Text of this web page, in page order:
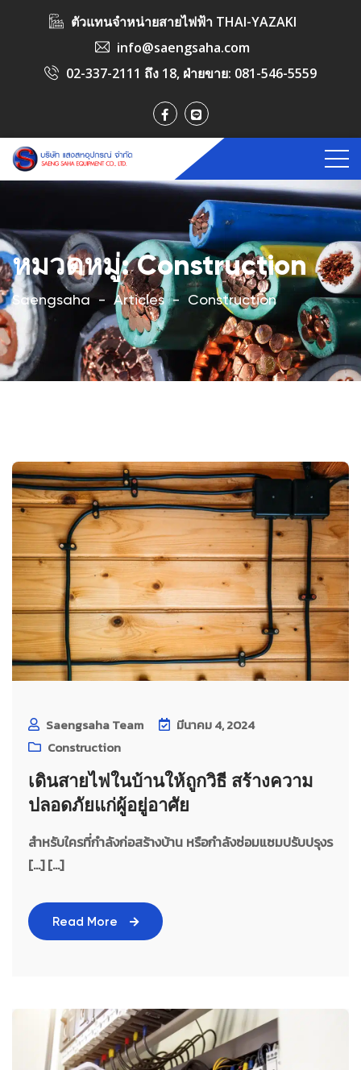
ตัวแทนจำหน่ายสายไฟฟ้า THAI-YAZAKI
info@saengsaha.com
02-337-2111 ถึง 18, ฝ่ายขาย: 081-546-5559
หมวดหมู่:Construction
Saengsaha - Articles - Construction
Saengsaha Team
มีนาคม 4, 2024
Construction
เดินสายไฟในบ้านให้ถูกวิธี สร้างความ
ปลอดภัยแก่ผู้อยู่อาศัย
สำหรับใครที่กำลังก่อสร้างบ้าน หรือกำลังซ่อมแซมปรับปรุงร
[…] [...]
Read More